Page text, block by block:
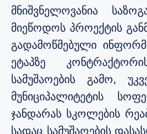
მნიშვნელოვანია
მიეწოდოს პროექტის
გადამოწმებული
ეტაპზე
სამუშაოების გამო,
მუნიციპალიტეტის
ჯანდარას სკოლების
სადაც სამუშაოების